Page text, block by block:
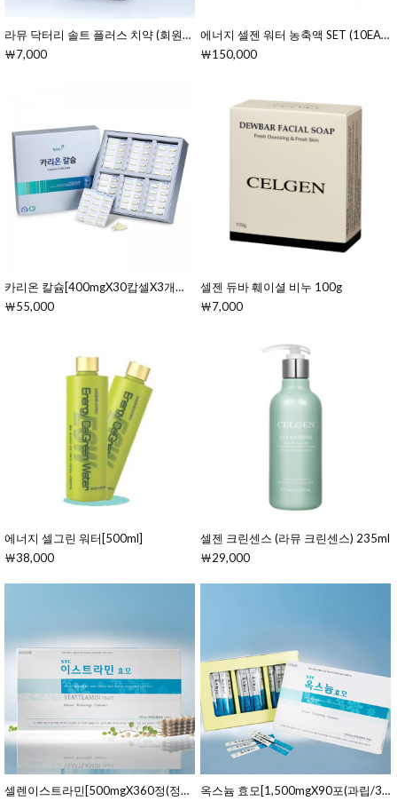
라뮤 닥터리 솔트 플러스 치약 (회원전용)
￦7,000
에너지 셀젠 워터 농축액 SET (10EA)[7gX10ea(70g)]
￦150,000
카리온 칼슘[400mgX30캅셀X3개입(경질캅셀/15일분)]
￦55,000
셀젠 듀바 훼이셜 비누 100g
￦7,000
에너지 셀그린 워터[500ml]
￦38,000
셀젠 크린센스 (라뮤 크린센스) 235ml
￦29,000
셀렌이스트라민[500mgX360정(정제/90일분)]
옥스늄 효모[1,500mgX90포(과립/30일분)]